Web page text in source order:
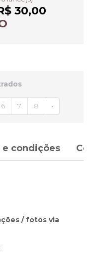
30,00
6 7 8 ›
e condições
/ fotos via